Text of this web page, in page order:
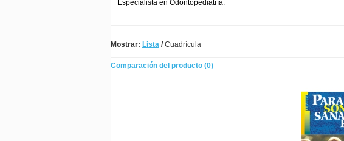
Especialista en Odontopediatría.
Mostrar: Lista /Cuadrícula
Comparación del producto (0)